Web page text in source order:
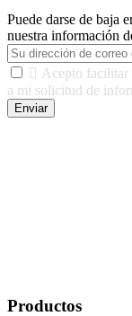
Puede darse de baja
nuestra información
 Acepto facilitar
a mi solicitud de
Enviar
Productos